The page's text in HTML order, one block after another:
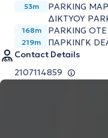
53m
PARKING
ΔΙΚΤΥΟΥ
168m PARKING OTE
219m
ΠΑΡΚΙΝΓΚ
Contact Details
2107114859